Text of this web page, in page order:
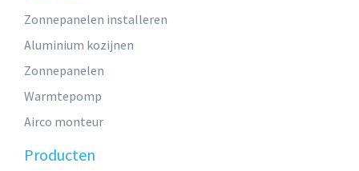
Zonnepanelen installeren
Aluminium kozijnen
Zonnepanelen
Warmtepomp
Airco monteur
Producten